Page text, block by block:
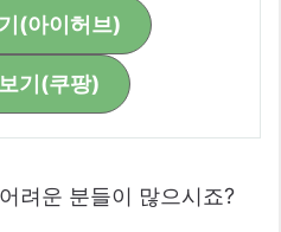
(아이허브)
기(쿠팡)
려운 분들이 많으시죠?